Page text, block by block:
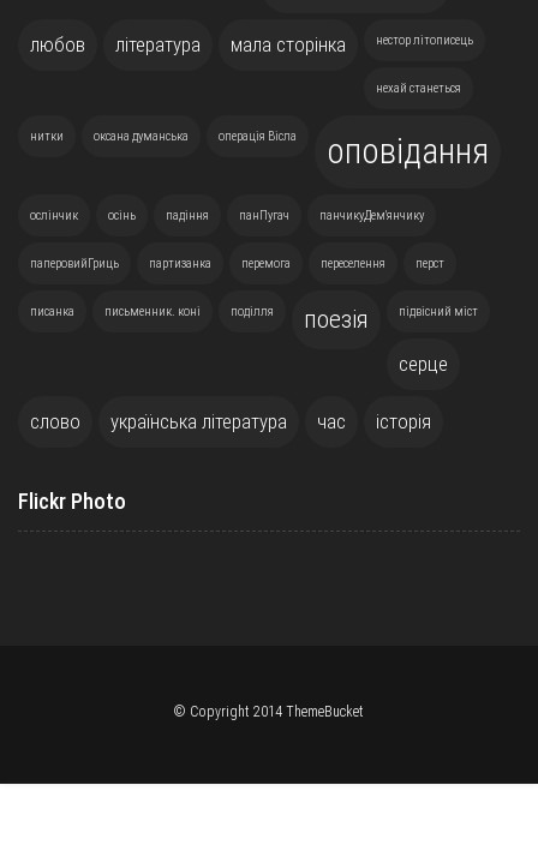
любов література мала сторінка нестор літописець
нехай станеться
нитки оксана думанська операція Вісла оповідання
ослінчик осінь падіння панПугач панчикуДем'янчику
паперовийГриць партизанка перемога переселення перст
писанка письменник. коні поділля поезія підвісний міст
серце
слово українська література час історія
Flickr Photo
© Copyright 2014 ThemeBucket